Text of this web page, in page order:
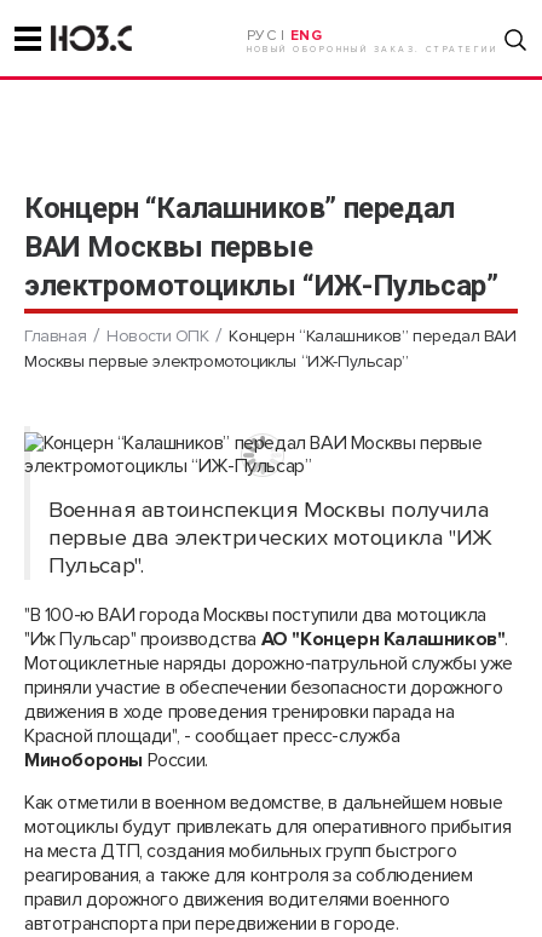
РУС | ENG
НОВЫЙ ОБОРОННЫЙ ЗАКАЗ. СТРАТЕГИИ
Концерн “Калашников” передал
ВАИ Москвы первые
электромотоциклы “ИЖ-Пульсар”
Главная Новости ОПК
Концерн “Калашников” передал ВАИ
Москвы первые электромотоциклы “ИЖ-Пульсар”
Военная автоинспекция Москвы получила
первые два электрических мотоцикла "ИЖ
Пульсар".
"В 100-ю ВАИ города Москвы поступили два мотоцикла
"Иж Пульсар" производства АО "Концерн Калашников".
Мотоциклетные наряды дорожно-патрульной службы уже
приняли участие в обеспечении безопасности дорожного
движения в ходе проведения тренировки парада на
Красной площади", - сообщает пресс-служба
Минобороны России.
Как отметили в военном ведомстве, в дальнейшем новые
мотоциклы будут привлекать для оперативного прибытия
на места ДТП, создания мобильных групп быстрого
реагирования, а также для контроля за соблюдением
правил дорожного движения водителями военного
автотранспорта при передвижении в городе.